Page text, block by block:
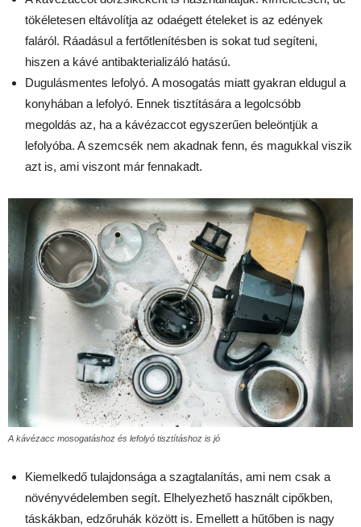
tökéletesen eltávolítja az odaégett ételeket is az edények
faláról. Ráadásul a fertőtlenítésben is sokat tud segíteni,
hiszen a kávé antibakterializáló hatású.
Dugulásmentes lefolyó. A mosogatás miatt gyakran eldugul a
konyhában a lefolyó. Ennek tisztítására a legolcsóbb
megoldás az, ha a kávézaccot egyszerűen beleöntjük a
lefolyóba. A szemcsék nem akadnak fenn, és magukkal viszik
azt is, ami viszont már fennakadt.
A kávézacc mosogatáshoz és lefolyó tisztításhoz is jó
Kiemelkedő tulajdonsága a szagtalanítás, ami nem csak a
növényvédelemben segít. Elhelyezhető használt cipőkben,
táskákban, edzőruhák között is. Emellett a hűtőben is nagy